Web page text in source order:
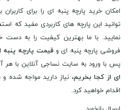
امکان خرید پارچه پنبه ای را برای
توانید این پارچه های کاربردی مفید که
نمایید. با ما بهترین کیفیت را به دست
فروشی پارچه پنبه ای وقیمت پارچه پنبه
پس با ورود به سایت نساجی آنلاین با هر
ای از کجا بخریم، نیاز دارید مواجه شده
اقدام خواهید کرد.